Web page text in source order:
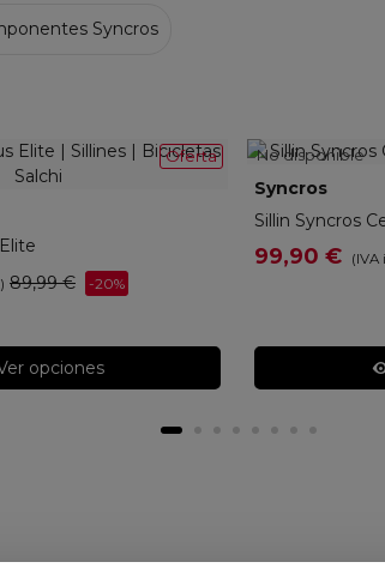
Syncros
Oferta
89,99 € -20%
opciones
No disponible
Syncros
Sillin Syncros
99,90 € (IVA